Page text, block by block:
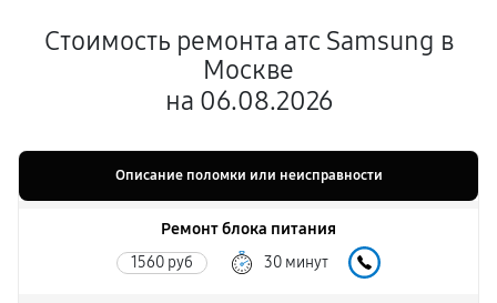
Стоимость ремонта атс Samsung в
Москве
на 06.08.2026
Описание поломки или неисправности
Ремонт блока питания
1560 руб 30 минут